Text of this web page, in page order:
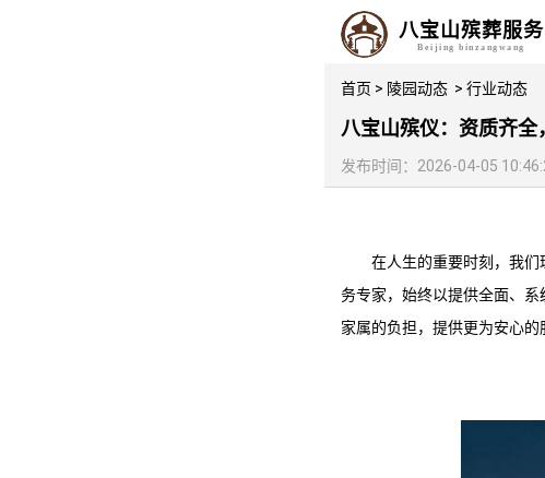
八宝山殡葬服务
Beijing binzangwang
首页 > 陵园动态 > 行业动态
八宝山殡仪：资质齐
发布时间：2026-04-05
在人生的重要时刻，我们
务专家，始终以提供全面、
家属的负担，提供更为安心的